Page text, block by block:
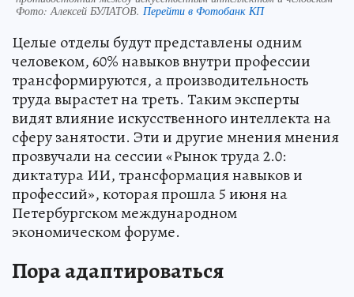
Фото: Алексей БУЛАТОВ. Перейти в Фотобанк КП
Целые отделы будут представлены одним
человеком, 60% навыков внутри профессии
трансформируются, а производительность
труда вырастет на треть. Таким эксперты
видят влияние искусственного интеллекта на
сферу занятости. Эти и другие мнения мнения
прозвучали на сессии «Рынок труда 2.0:
диктатура ИИ, трансформация навыков и
профессий», которая прошла 5 июня на
Петербургском международном
экономическом форуме.
Пора адаптироваться